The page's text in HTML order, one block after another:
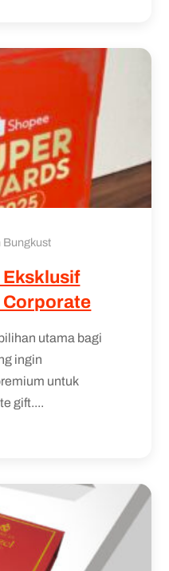
Bungkust
Eksklusif
Corporate
utama bagi
ingin
untuk
gift....